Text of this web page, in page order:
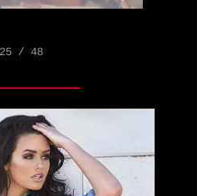
25 / 48